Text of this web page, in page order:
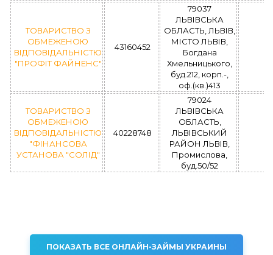
ТОВАРИСТВО З
ОБМЕЖЕНОЮ
ВІДПОВІДАЛЬНІСТЮ
"ПРОФІТ ФАЙНЕНС"
43160452
79037
ЛЬВІВСЬКА
ОБЛАСТЬ, ЛЬВІВ,
МІСТО ЛЬВІВ,
Богдана
Хмельницького,
буд.212, корп.-,
оф.(кв.)413
ТОВАРИСТВО З
ОБМЕЖЕНОЮ
ВІДПОВІДАЛЬНІСТЮ
"ФІНАНСОВА
УСТАНОВА "СОЛІД"
40228748
79024
ЛЬВІВСЬКА
ОБЛАСТЬ,
ЛЬВІВСЬКИЙ
РАЙОН ЛЬВІВ,
Промислова,
буд.50/52
ПОКАЗАТЬ ВСЕ ОНЛАЙН-ЗАЙМЫ УКРАИНЫ